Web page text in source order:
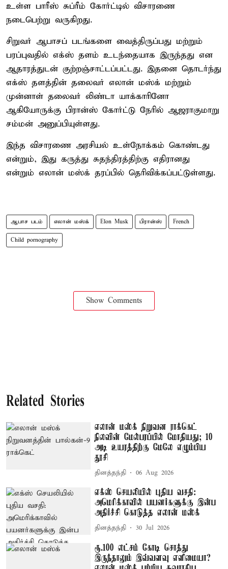
உள்ள பாரீஸ் சுப்ரீம் கோர்ட்டில் விசாரணை
நடைபெற்று வருகிறது.
சிறுவர் ஆபாசப் படங்களை வைத்திருப்பது மற்றும்
பரப்புவதில் எக்ஸ் தளம் உடந்தையாக இருந்தது என
ஆதாரத்துடன் குற்றஞ்சாட்டப்பட்டது. இதனை தொடர்ந்து
எக்ஸ் தளத்தின் தலைவர் எலான் மஸ்க் மற்றும்
முன்னாள் தலைவர் லிண்டா யாக்காரினோ
ஆகியோருக்கு பிரான்ஸ் கோர்ட்டு நேரில் ஆஜராகுமாறு
சம்மன் அனுப்பியுள்ளது.
இந்த விசாரணை அரசியல் உள்நோக்கம் கொண்டது
என்றும், இது கருத்து சுதந்திரத்திற்கு எதிரானது
என்றும் எலான் மஸ்க் தரப்பில் தெரிவிக்கப்பட்டுள்ளது.
ஆபாச படம் எலான் மஸ்க் Elon Musk பிரான்ஸ் French
Child pornography
Show Comments
Related Stories
எலான் மஸ்க் நிறுவன ராக்கெட்
நிலவின் மேல்பரப்பில் மோதியது; 10
அடி உயரத்திற்கு மேலே எழும்பிய
தூசி
தினத்தந்தி 06 Aug 2026
எக்ஸ் செயலியில் புதிய வசதி:
அமெரிக்காவில் பயனர்களுக்கு இன்ப
அதிர்ச்சி கொடுத்த எலான் மஸ்க்
தினத்தந்தி 30 Jul 2026
ரூ.100 லட்சம் கோடி சொத்து
இருந்தாலும் இவ்வளவு எளிமையா?